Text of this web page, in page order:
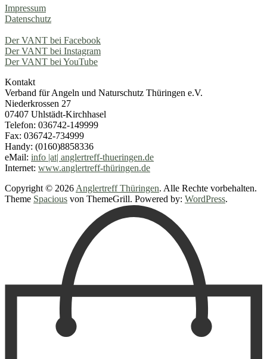
Impressum
Datenschutz
Der VANT bei Facebook
Der VANT bei Instagram
Der VANT bei YouTube
Kontakt
Verband für Angeln und Naturschutz Thüringen e.V.
Niederkrossen 27
07407 Uhlstädt-Kirchhasel
Telefon: 036742-149999
Fax: 036742-734999
Handy: (0160)8858336
eMail: info |at| anglertreff-thueringen.de
Internet: www.anglertreff-thüringen.de
Copyright © 2026Anglertreff Thüringen. Alle Rechte vorbehalten.
Theme Spacious von ThemeGrill. Powered by: WordPress.